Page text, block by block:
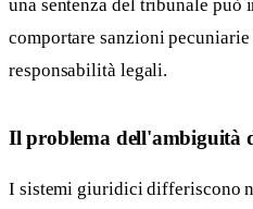
una sentenza del tribunale può
comportare sanzioni
responsabilità legali.
Il problema dell'ambiguità
I sistemi giuridici differiscono